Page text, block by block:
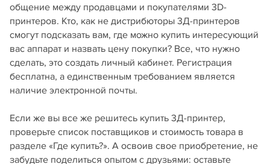
общение между продавцами и покупателями 3D-
принтеров. Кто, как не дистрибюторы 3Д-принтеров
смогут подсказать вам, где можно купить интересующий
вас аппарат и назвать цену покупки? Все, что нужно
сделать, это создать личный кабинет. Регистрация
бесплатна, а единственным требованием является
наличие электронной почты.
Если же вы все же решитесь купить 3Д-принтер,
проверьте список поставщиков и стоимость товара в
разделе «Где купить?». А освоив свое приобретение, не
забудьте поделиться опытом с друзьями: оставьте